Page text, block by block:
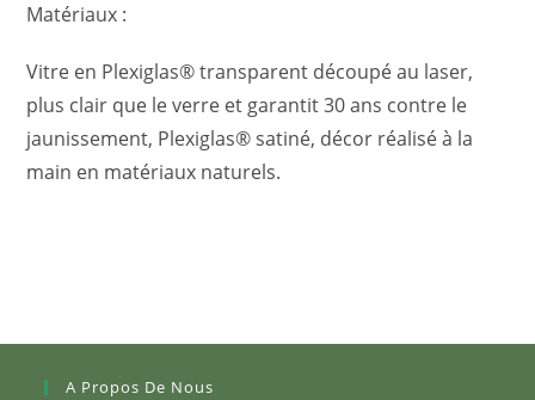
Matériaux :
Vitre en Plexiglas® transparent découpé au laser,
plus clair que le verre et garantit 30 ans contre le
jaunissement, Plexiglas® satiné, décor réalisé à la
main en matériaux naturels.
A Propos De Nous